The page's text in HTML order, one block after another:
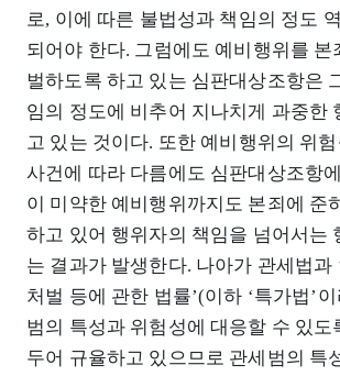
로, 이에 따른 불법성과 책임의 정도
되어야 한다. 그럼에도 예비행위를 본
벌하도록 하고 있는 심판대상조항은
임의 정도에 비추어 지나치게 과중한
고 있는 것이다. 또한 예비행위의 위
사건에 따라 다름에도 심판대상조항
이 미약한 예비행위까지도 본죄에 준
하고 있어 행위자의 책임을 넘어서는
는 결과가 발생한다. 나아가 관세법과
처벌 등에 관한 법률’(이하 ‘특가법’
범의 특성과 위험성에 대응할 수 있도
두어 규율하고 있으므로 관세범의 특